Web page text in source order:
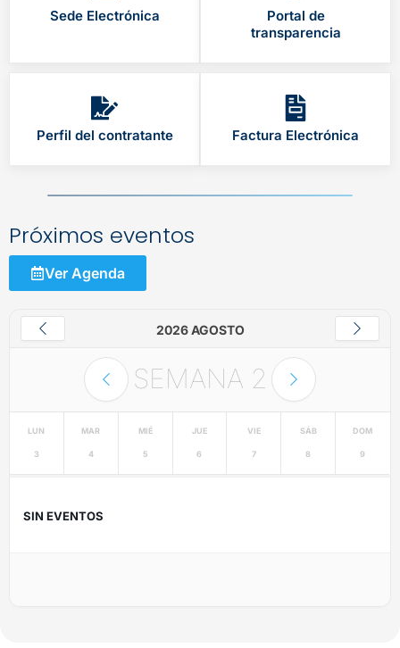
Sede Electrónica
Portal de
transparencia
Perfil del contratante Factura Electrónica
Próximos eventos
Ver Agenda
2026 AGOSTO
SEMANA 2
LUN
3
MAR
4
MIÉ
5
JUE
6
VIE
7
SÁB
8
DOM
9
SIN EVENTOS